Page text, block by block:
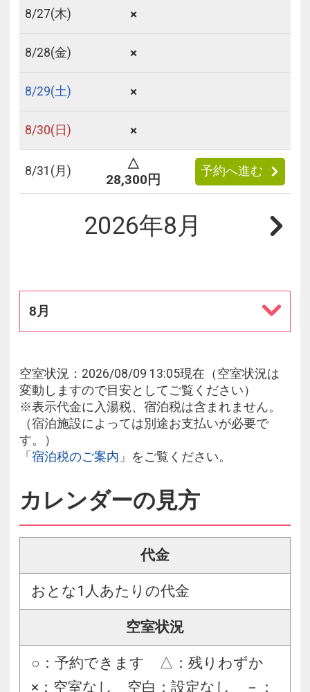
8/27(木) ×
8/28(金) ×
8/29(土) ×
8/30(日) ×
8/31 (月)
△
28,300円
予約へ進む
2026年8月
8月
空室状況：2026/08/09 13:05現在（空室状況は
変動しますので目安としてご覧ください）
※表示代金に入湯税、宿泊税は含まれません。
（宿泊施設によっては別途お支払いが必要で
す。）
「 宿泊税のご案内 」をご覧ください。
カレンダーの見方
代金
おとな1人あたりの代金
空室状況
○：予約できます △：残りわずか
×：空室なし 空白：設定なし －：